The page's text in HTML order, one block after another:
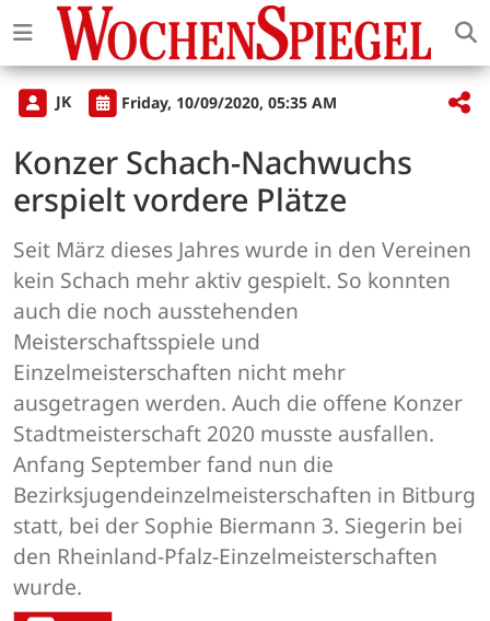
JK Friday, 10/09/2020, 05:35 AM
Konzer Schach-Nachwuchs
erspielt vordere Plätze
Seit März dieses Jahres wurde in den Vereinen
kein Schach mehr aktiv gespielt. So konnten
auch die noch ausstehenden
Meisterschaftsspiele und
Einzelmeisterschaften nicht mehr
ausgetragen werden. Auch die offene Konzer
Stadtmeisterschaft 2020 musste ausfallen.
Anfang September fand nun die
Bezirksjugendeinzelmeisterschaften in Bitburg
statt, bei der Sophie Biermann 3. Siegerin bei
den Rheinland-Pfalz-Einzelmeisterschaften
wurde.